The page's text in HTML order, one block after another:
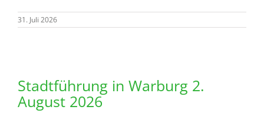
31. Juli 2026
Stadtführung in Warburg 2.
August 2026